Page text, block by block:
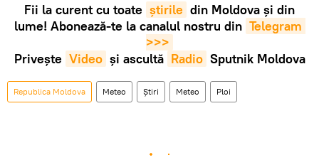
Fii la curent cu toate știrile din Moldova și din
lume! Abonează-te la canalul nostru din Telegram
>>>
Privește Video și ascultă Radio Sputnik Moldova
Republica Moldova Meteo Știri Meteo Ploi